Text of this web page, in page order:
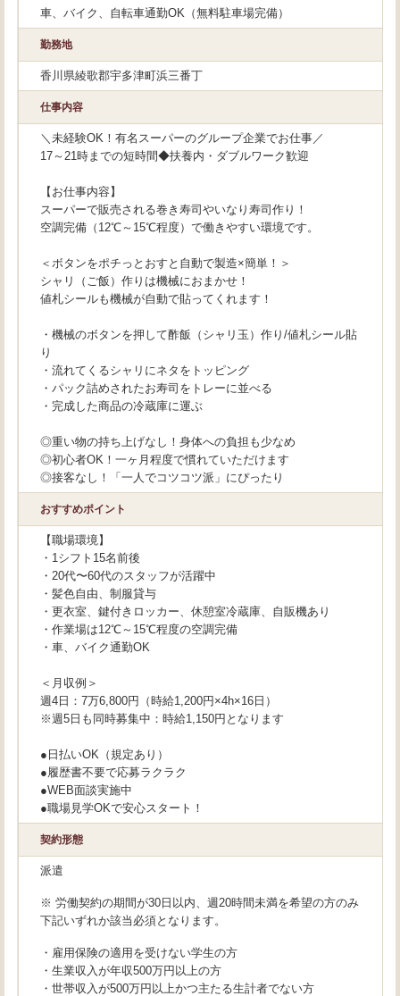
車、バイク、自転車通勤OK（無料駐車場完備）
勤務地
香川県綾歌郡宇多津町浜三番丁
仕事内容
＼未経験OK！有名スーパーのグループ企業でお仕事／
17～21時までの短時間◆扶養内・ダブルワーク歓迎
【お仕事内容】
スーパーで販売される巻き寿司やいなり寿司作り！
空調完備（12℃～15℃程度）で働きやすい環境です。
＜ボタンをポチっとおすと自動で製造×簡単！＞
シャリ（ご飯）作りは機械におまかせ！
値札シールも機械が自動で貼ってくれます！
・機械のボタンを押して酢飯（シャリ玉）作り/値札シール貼
り
・流れてくるシャリにネタをトッピング
・パック詰めされたお寿司をトレーに並べる
・完成した商品の冷蔵庫に運ぶ
◎重い物の持ち上げなし！身体への負担も少なめ
◎初心者OK！一ヶ月程度で慣れていただけます
◎接客なし！「一人でコツコツ派」にぴったり
おすすめポイント
【職場環境】
・1シフト15名前後
・20代〜60代のスタッフが活躍中
・髪色自由、制服貸与
・更衣室、鍵付きロッカー、休憩室冷蔵庫、自販機あり
・作業場は12℃～15℃程度の空調完備
・車、バイク通勤OK
＜月収例＞
週4日：7万6,800円（時給1,200円×4h×16日）
※週5日も同時募集中：時給1,150円となります
●日払いOK（規定あり）
●履歴書不要で応募ラクラク
●WEB面談実施中
●職場見学OKで安心スタート！
契約形態
派遣
※ 労働契約の期間が30日以内、週20時間未満を希望の方のみ
下記いずれか該当必須となります。
・雇用保険の適用を受けない学生の方
・生業収入が年収500万円以上の方
・世帯収入が500万円以上かつ主たる生計者でない方